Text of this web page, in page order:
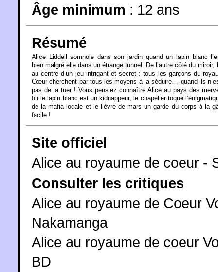
Âge minimum : 12 ans
Résumé
Alice Liddell somnole dans son jardin quand un lapin blanc
bien malgré elle dans un étrange tunnel. De l’autre côté du miroir,
au centre d’un jeu intrigant et secret : tous les garçons du
Cœur cherchent par tous les moyens à la séduire… quand ils
pas de la tuer ! Vous pensiez connaître Alice au pays des
Ici le lapin blanc est un kidnappeur, le chapelier toqué
de la mafia locale et le lièvre de mars un garde du corps à la
facile !
Site officiel
Alice au royaume de coeur -
Consulter les critiques
Alice au royaume de Coeur
Nakamanga
Alice au royaume de coeur
BD